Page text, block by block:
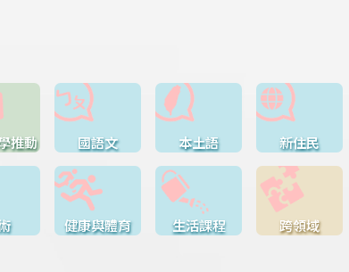
推動 國語文 本土語 新住民
健康與體育 生活課程 跨領域